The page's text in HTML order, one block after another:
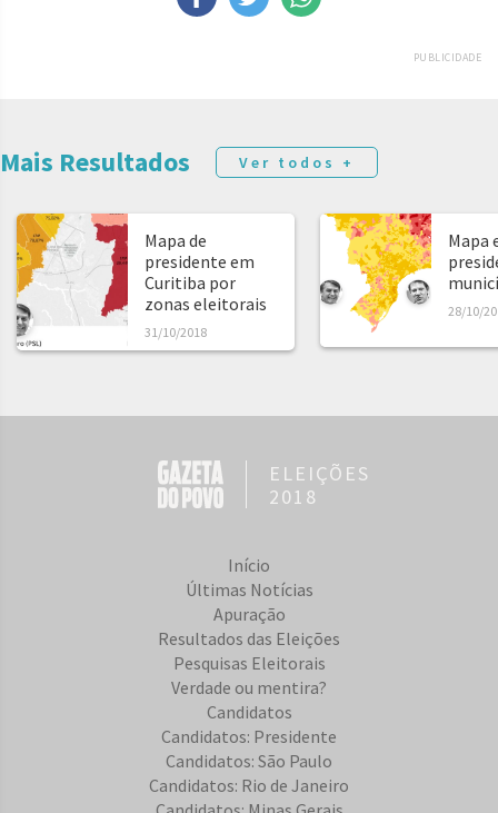
PUBLICIDADE
Mais Resultados Ver todos +
Mapa de
presidente em
Curitiba por
zonas eleitorais
31/10/2018
Mapa
28/10/
ELEIÇÕES
2018
Início
Últimas Notícias
Apuração
Resultados das Eleições
Pesquisas Eleitorais
Verdade ou mentira?
Candidatos
Candidatos: Presidente
Candidatos: São Paulo
Candidatos: Rio de Janeiro